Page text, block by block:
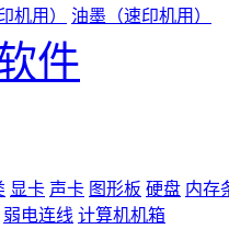
机用） 油墨（速印机用）
件
显卡 声卡 图形板 硬盘 内存
弱电连线 计算机机箱